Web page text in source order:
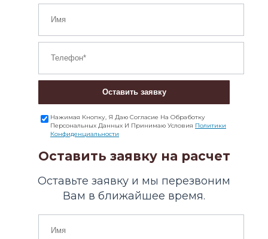
Оставить заявку
Нажимая Кнопку, Я Даю Согласие На Обработку
Персональных Данных И Принимаю Условия Политики
Конфиденциальности
Оставить заявку на расчет
Оставьте заявку и мы перезвоним
Вам в ближайшее время.